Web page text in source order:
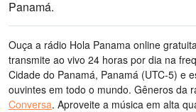
Panamá.
Ouça a rádio Hola Panama online
transmite ao vivo 24 horas por dia na
Cidade do Panamá, Panamá (UTC-5) e
ouvintes em todo o mundo. Gêneros da
Conversa. Aproveite a música em alta